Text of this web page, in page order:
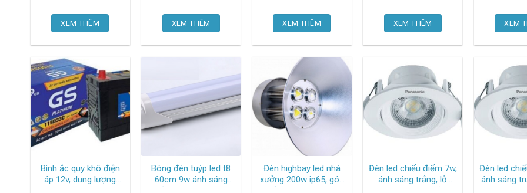
TZe-FX631 Brother
XEM THÊM
2028
XEM THÊM
DL Điện quang
XEM THÊM
12-25vdc, 15 x 8 x
2.5cm 4-7W Oem-866
XEM THÊM
ánh sáng vàng
XEM
Bình ắc quy khô điện
áp 12v, dung lượng
Bóng đèn tuýp led t8
60cm 9w ánh sáng
Đèn highbay led nhà
xưởng 200w ip65, góc
Đèn led chiếu điểm 7w,
ánh sáng trắng, lỗ
Đèn led
ánh sáng